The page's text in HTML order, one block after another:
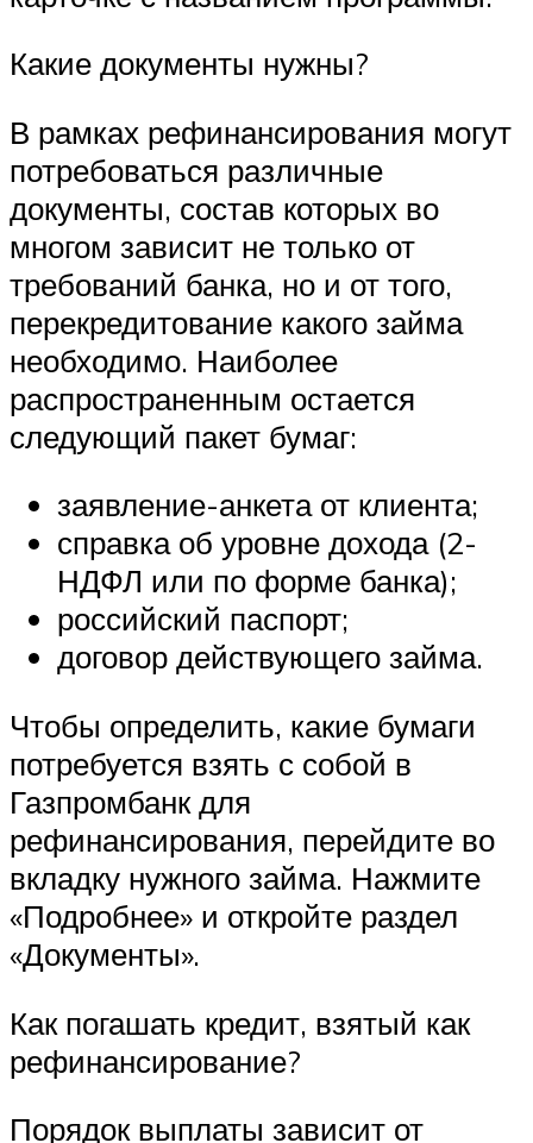
Какие документы нужны?
В рамках рефинансирования могут
потребоваться различные
документы, состав которых во
многом зависит не только от
требований банка, но и от того,
перекредитование какого займа
необходимо. Наиболее
распространенным остается
следующий пакет бумаг:
заявление-анкета от клиента;
справка об уровне дохода (2-
НДФЛ или по форме банка);
российский паспорт;
договор действующего займа.
Чтобы определить, какие бумаги
потребуется взять с собой в
Газпромбанк для
рефинансирования, перейдите во
вкладку нужного займа. Нажмите
«Подробнее» и откройте раздел
«Документы».
Как погашать кредит, взятый как
рефинансирование?
Порядок выплаты зависит от